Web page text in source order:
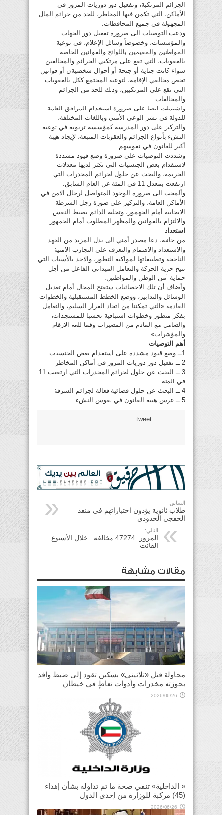
الجرائم المرتكبة، وتفعيل دور دوريات المرور في
الأماكن، التي تكمن فيها المخاطر، للحد من جرائم المال
المجهولة في جميع المحافظات.
ودعت التوصيات الى ضرورة تفعيل دور الجهات
والمؤسسات، وخصوصاً وسائل الإعلام، في توعية
المواطنين والمقيمين باللوائح والقوانين الخاصة
بالعقوبات، التي تقع على مرتكبي الجرائم والمخالفين
سواء كانت جناية أو جنحة أو أحوال شخصيةن أو قوانين
تخص مخالفي الإقامة، لتوعية المجتمع ككل بالعقوبات
التي تقع على المرتكبين، وذلك للحد من الجرائم
والمخالفات.
واشتملت ايضا على ضرورة استخدام المرافق العامة
للدولة في نشر الوعي الأمني وباللغات المختلفة،
والتركيز على دور المدرسة كمؤسسة تربوية في توعية
النشء بأنواع الجرائم والعقوبات المتبعة، لإيجاد هيبة
أكبر للقانون في نفوسهم.
وشددت التوصيات على ضرورة وضع قيود مشددة
لاستقدام بعض الجنسيات التي تكثر لديها معدلات
الجريمة، والبحث عن حلول لجرائم المخدرات التي
ارتفعت بمعدل 11 في المئة عن العام السابق.
وألمحت الى ضرورة الوجود المتواصل لرجال الامن في
الأماكن العامة، والتركيز على صورة رجل الشرطة
الايجابية أمام الجهمور، وتحليه الدائم بضبط النفس
والالتزام بالقوانين والمظهر المطلوب أمام الجمهور.
استعداد
من جانبه، دعا مصدر أمني الى بذل المزيد من الجهد
والاستعداد والاهتمام والتعرف على التجارب الامنية
الناجحة وتطبيقاتها لمواكبة التطور، والاخذ بالأسباب التي
تتيح حرية الحركة والتعامل الميداني الفاعل من أجل
حماية أمن الوطن والمواطنين.
وأضاف أن تلك الاحصائيات ستفتح المجال أمام تعديل
الوسائل والتدابير، ووضع الخطط المستقبلية والخطوات
القادمة «التي تمكننا من اتخاذ القرار السليم، والتعامل
بفكر متطور وخطوات استباقية تحسبا للمستجدات،
والتعامل مع القادم من المتغيرات وفقا للغة الارقام
والمؤشرات».
أهم التوصيات
1ــ وضع قيود مشددة على استقدام بعض الجنسيات
2 ــ تفعيل دور دوريات المرور في أماكن المخاطر
3 ــ البحث عن حلول لجرائم المخدرات التي ارتفعت 11
في المئة
4 ــ البحث عن حلول قضائية فعالة لجرائم السرقة
5 ــ غرس هيبة القانون في نفوس النشء
tweet
السابق:
طلاب ثانوية يؤدون اختباراتهم في منفذ
الخفجي الحدودي
التالي:
المرور: 47274 مخالفة.. خلال الأسبوع
الفائت
مقالات مشابهة
محاولة قتل «ثلاثيني» بسكين تقود إلى ضبط وافد
بحوزته مخدرات وأدوات تعاطٍ في خيطان
2026/06/26
« الداخلية» تنفي صحة ما تم تداوله بشأن إهداء
(45) مركبة للوزارة من إحدى الدول
2026/06/26